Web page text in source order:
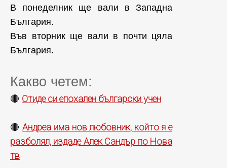
В понеделник ще вали в Западна
България.
Във вторник ще вали в почти цяла
България.
Какво четем:
🔴 Отиде си епохален български учен
🔴Андреа има нов любовник, който я е
разболял, издаде Алек Сандър по Нова
тв